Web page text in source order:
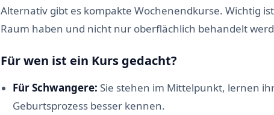
Alternativ gibt es kompakte Wochenendkurse. Wichtig
Raum haben und nicht nur oberflächlich behandelt
Für wen ist ein Kurs gedacht?
Für Schwangere: Sie stehen im Mittelpunkt, lernen
Geburtsprozess besser kennen.